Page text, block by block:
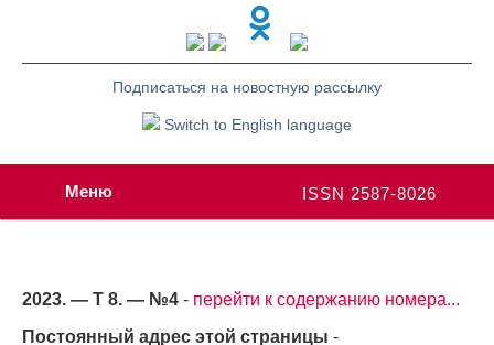
Подписаться на новостную рассылку
Switch to English language
ISSN 2587-8026
Меню
2023. — Т 8. — №4 - перейти к содержанию номера...
Постоянный адрес этой страницы -